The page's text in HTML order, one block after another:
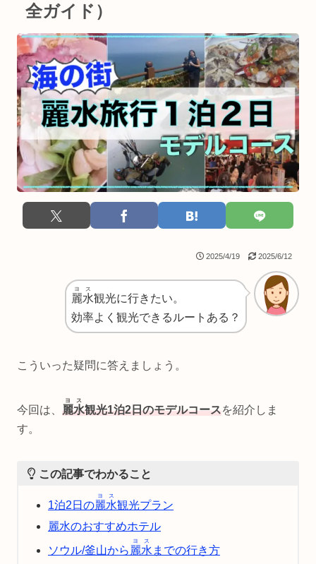
全ガイド）
2025/4/19 2025/6/12
麗水
ヨス
観光に行きたい。
効率よく観光できるルートある？
こういった疑問に答えましょう。
今回は、 麗水
ヨス
観光1泊2日のモデルコースを紹介しま
す。
この記事でわかること
1泊2日の麗水
ヨス
観光プラン
麗水のおすすめホテル
ソウル/釜山から 麗水
ヨス
までの行き方